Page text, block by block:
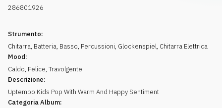
286801926
Strumento:
Chitarra, Batteria, Basso, Percussioni, Glockenspiel, Chitarra Elettrica
Mood:
Caldo, Felice, Travolgente
Descrizione:
Uptempo Kids Pop With Warm And Happy Sentiment
Categoria Album: